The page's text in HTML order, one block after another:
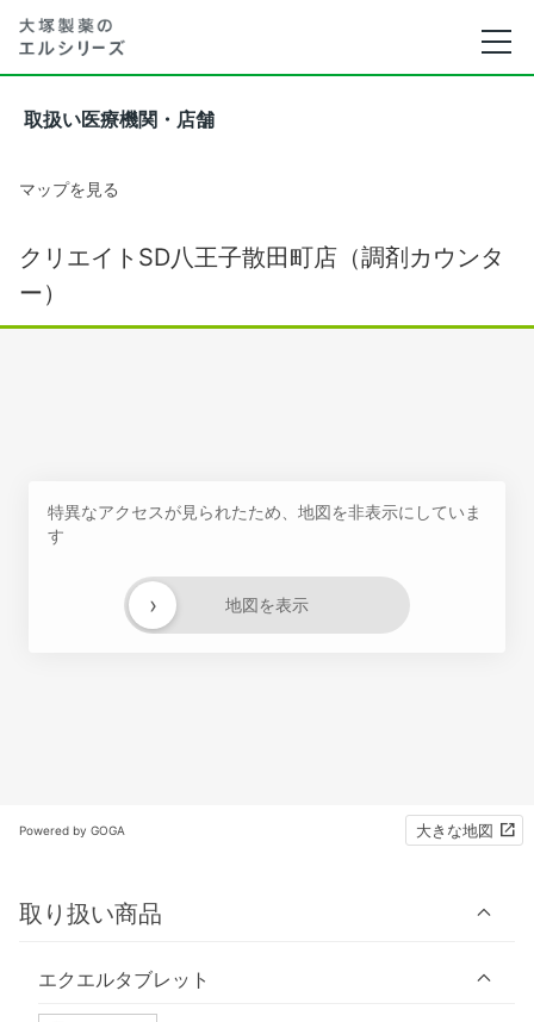
取扱い医療機関・店舗
マップを見る
クリエイトSD八王子散田町店（調剤カウンタ
ー）
特異なアクセスが見られたため、地図を非表示にしていま
す
地図を表示
›
Powered by GOGA 大きな地図
取り扱い商品
エクエルタブレット